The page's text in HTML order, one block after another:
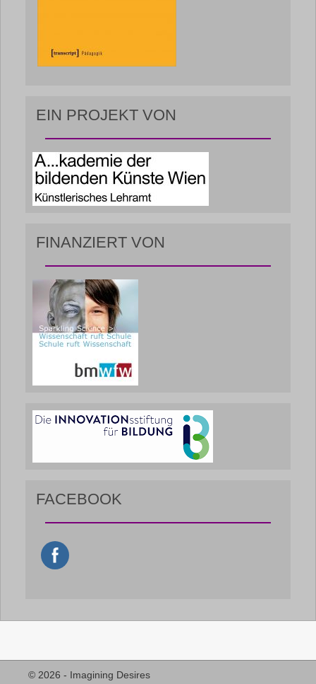
EIN PROJEKT VON
FINANZIERT VON
FACEBOOK
© 2026 - Imagining Desires